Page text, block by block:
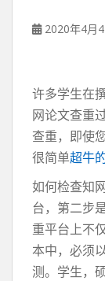
2020年4月
许多学生在
网论文查重
查重，即使
很简单超牛
如何检查知
台，第二步
重平台上不
本中，必须
测。学生，